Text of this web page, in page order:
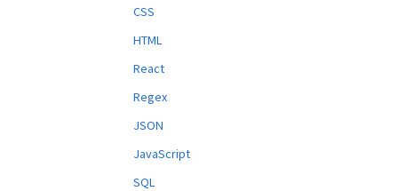
CSS
HTML
React
Regex
JSON
JavaScript
SQL